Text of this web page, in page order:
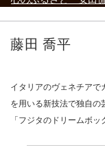
ご案内
2023.4.25
ご案内
2023.2.25
ギャラリーシーズ
藤田 喬平
イタリアのヴェネチアで
を用いる新技法で独自の
「フジタのドリームボッ